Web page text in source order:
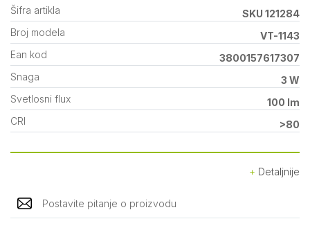
Šifra artikla
SKU 121284
Broj modela
VT-1143
Ean kod
3800157617307
Snaga
3 W
Svetlosni flux
100 lm
CRI
>80
Detaljnije
Postavite pitanje o proizvodu